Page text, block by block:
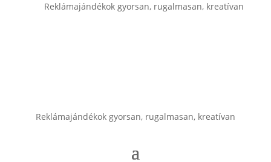
Reklámajándékok gyorsan, rugalmasan, kreatívan
Reklámajándékok gyorsan, rugalmasan, kreatívan